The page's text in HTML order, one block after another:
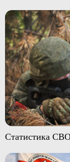
Статистика